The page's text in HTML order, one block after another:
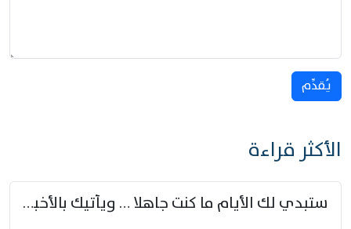
يُقدِّم
الأكثر قراءة
ستبدي لك الأيام ما كنت جاهلا … ويأتيك بالأخبار من لم تزوّد